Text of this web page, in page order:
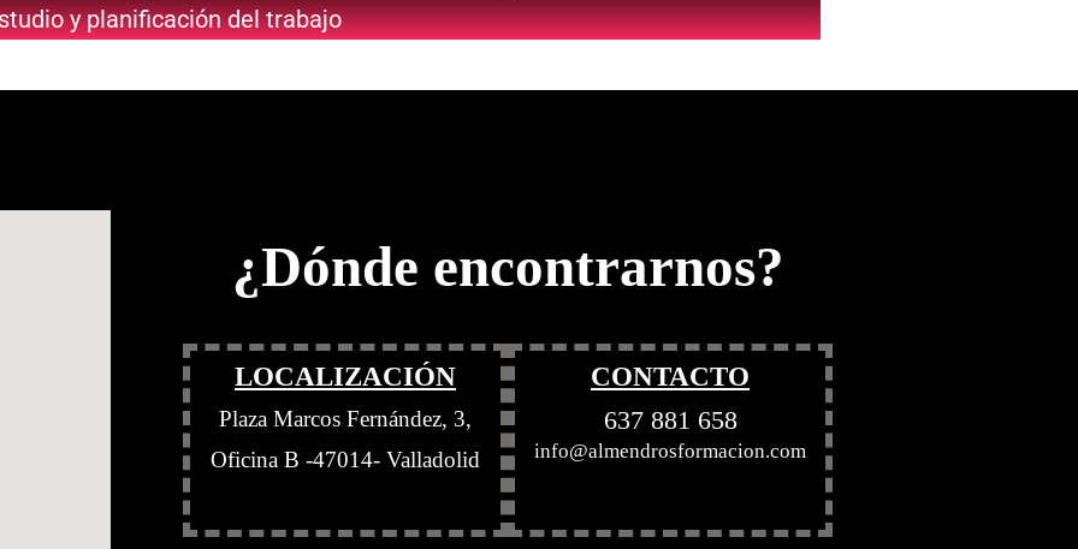
y planificación del trabajo
¿Dónde encontrarnos?
LOCALIZACIÓN
Plaza Marcos Fernández, 3,
Oficina B -47014- Valladolid
CONTACTO
637 881 658
info@almendrosformacion.com